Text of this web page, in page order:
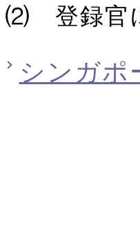
⑵ 登録官
シンガポ